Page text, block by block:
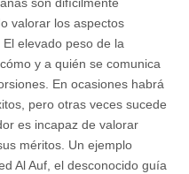
valorar los aspectos
elevado peso de la
y a quién se comunica
En ocasiones habrá
pero otras veces sucede
es incapaz de valorar
méritos. Un ejemplo
Al Auf, el desconocido guía